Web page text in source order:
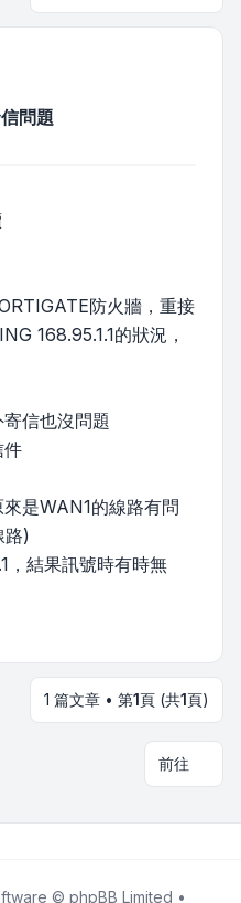
問題
防火牆，重接
168.95.1.1的狀況，
信也沒問題
件
是WAN1的線路有問
路)
，結果訊號時有時無
1 篇文章 • 第1頁 (共1頁)
前往
© phpBB Limited •